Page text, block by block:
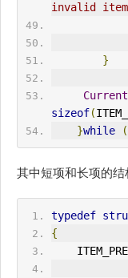
invalid
}
sizeof(
}while (
其中短项和长项的结
typedef
{